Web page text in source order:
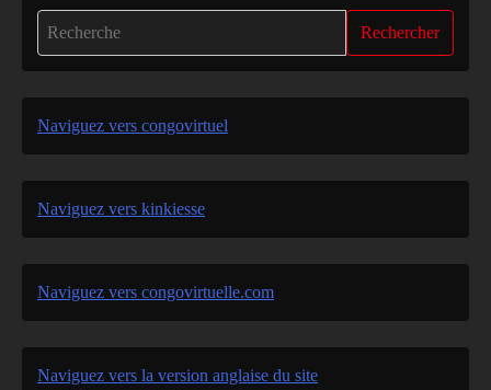
Rechercher
Naviguez vers congovirtuel
Naviguez vers kinkiesse
Naviguez vers congovirtuelle.com
Naviguez vers la version anglaise du site